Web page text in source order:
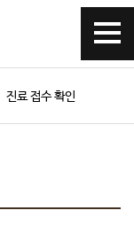
진료 접수 확인